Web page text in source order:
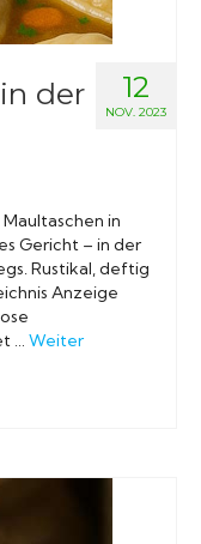
12
NOV. 2023
der
in
Gericht – in der
Rustikal, deftig
Anzeige
… Weiter